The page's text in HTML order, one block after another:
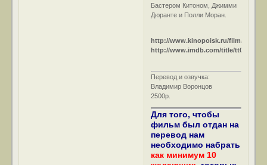
Бастером Китоном, Джимми
Дюранте и Полли Моран.
http://www.kinopoisk.ru/film/26994/
http://www.imdb.com/title/tt0034846/
Перевод и озвучка:
Владимир Воронцов
2500р.
Для того, чтобы
фильм был отдан на
перевод нам
необходимо набрать
как минимум 10